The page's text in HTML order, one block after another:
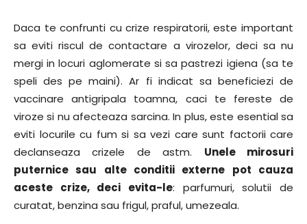
Daca te confrunti cu crize respiratorii, este important
sa eviti riscul de contactare a virozelor, deci sa nu
mergi in locuri aglomerate si sa pastrezi igiena (sa te
speli des pe maini). Ar fi indicat sa beneficiezi de
vaccinare antigripala toamna, caci te fereste de
viroze si nu afecteaza sarcina. In plus, este esential sa
eviti locurile cu fum si sa vezi care sunt factorii care
declanseaza crizele de astm. Unele mirosuri
puternice sau alte conditii externe pot cauza
aceste crize, deci evita-le: parfumuri, solutii de
curatat, benzina sau frigul, praful, umezeala.